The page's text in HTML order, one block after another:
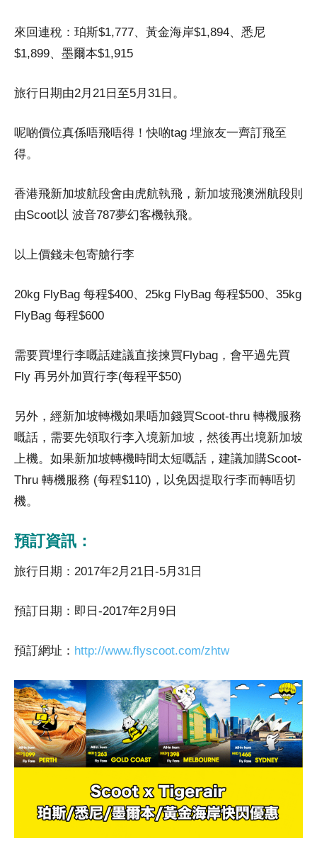
來回連稅：珀斯$1,777、黃金海岸$1,894、悉尼
$1,899、墨爾本$1,915
旅行日期由2月21日至5月31日。
呢啲價位真係唔飛唔得！快啲tag 埋旅友一齊訂飛至
得。
香港飛新加坡航段會由虎航執飛，新加坡飛澳洲航段則
由Scoot以 波音787夢幻客機執飛。
以上價錢未包寄艙行李
20kg FlyBag 每程$400、25kg FlyBag 每程$500、35kg
FlyBag 每程$600
需要買埋行李嘅話建議直接揀買Flybag，會平過先買
Fly 再另外加買行李(每程平$50)
另外，經新加坡轉機如果唔加錢買Scoot-thru 轉機服務
嘅話，需要先領取行李入境新加坡，然後再出境新加坡
上機。如果新加坡轉機時間太短嘅話，建議加購Scoot-
Thru 轉機服務 (每程$110)，以免因提取行李而轉唔切
機。
預訂資訊：
旅行日期：2017年2月21日-5月31日
預訂日期：即日-2017年2月9日
預訂網址： http://www.flyscoot.com/zhtw